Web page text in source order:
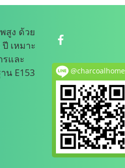
สูง ด้วย
เหมาะ
และ
น E153
@charcoalhome